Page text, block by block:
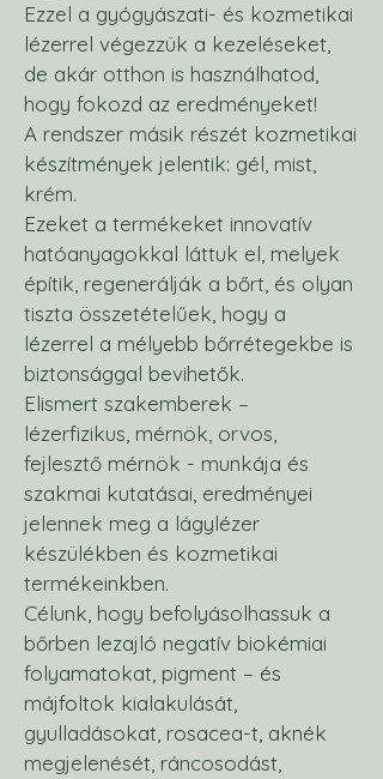
Ezzel a gyógyászati- és kozmetikai
lézerrel végezzük a kezeléseket,
de akár otthon is használhatod,
hogy fokozd az eredményeket!
A rendszer másik részét kozmetikai
készítmények jelentik: gél, mist,
krém.
Ezeket a termékeket innovatív
hatóanyagokkal láttuk el, melyek
építik, regenerálják a bőrt, és olyan
tiszta összetételűek, hogy a
lézerrel a mélyebb bőrrétegekbe is
biztonsággal bevihetők.
Elismert szakemberek –
lézerfizikus, mérnök, orvos,
fejlesztő mérnök - munkája és
szakmai kutatásai, eredményei
jelennek meg a lágylézer
készülékben és kozmetikai
termékeinkben.
Célunk, hogy befolyásolhassuk a
bőrben lezajló negatív biokémiai
folyamatokat, pigment – és
májfoltok kialakulását,
gyulladásokat, rosacea-t, aknék
megjelenését, ráncosodást,